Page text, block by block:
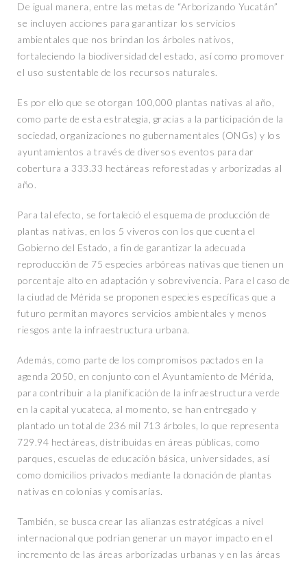
De igual manera, entre las metas de “Arborizando Yucatán”
se incluyen acciones para garantizar los servicios
ambientales que nos brindan los árboles nativos,
fortaleciendo la biodiversidad del estado, así como promover
el uso sustentable de los recursos naturales.
Es por ello que se otorgan 100,000 plantas nativas al año,
como parte de esta estrategia, gracias a la participación de la
sociedad, organizaciones no gubernamentales (ONGs) y los
ayuntamientos a través de diversos eventos para dar
cobertura a 333.33 hectáreas reforestadas y arborizadas al
año.
Para tal efecto, se fortaleció el esquema de producción de
plantas nativas, en los 5 viveros con los que cuenta el
Gobierno del Estado, a fin de garantizar la adecuada
reproducción de 75 especies arbóreas nativas que tienen un
porcentaje alto en adaptación y sobrevivencia. Para el caso de
la ciudad de Mérida se proponen especies específicas que a
futuro permitan mayores servicios ambientales y menos
riesgos ante la infraestructura urbana.
Además, como parte de los compromisos pactados en la
agenda 2050, en conjunto con el Ayuntamiento de Mérida,
para contribuir a la planificación de la infraestructura verde
en la capital yucateca, al momento, se han entregado y
plantado un total de 236 mil 713 árboles, lo que representa
729.94 hectáreas, distribuidas en áreas públicas, como
parques, escuelas de educación básica, universidades, así
como domicilios privados mediante la donación de plantas
nativas en colonias y comisarías.
También, se busca crear las alianzas estratégicas a nivel
internacional que podrían generar un mayor impacto en el
incremento de las áreas arborizadas urbanas y en las áreas